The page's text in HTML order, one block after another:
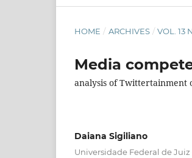
HOME / ARCHIVES / VOL. 13
Media
analysis of Twittertainment
Daiana Sigiliano
Universidade Federal de Juiz